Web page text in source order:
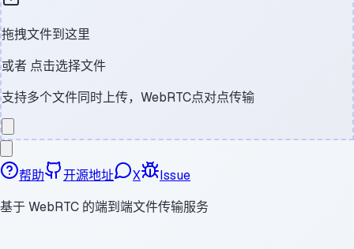
拖拽文件到这里
或者 点击选择文件
支持多个文件同时上传，WebRTC点对点传输
帮助 开源地址 X
Issue
基于 WebRTC 的端到端文件传输服务